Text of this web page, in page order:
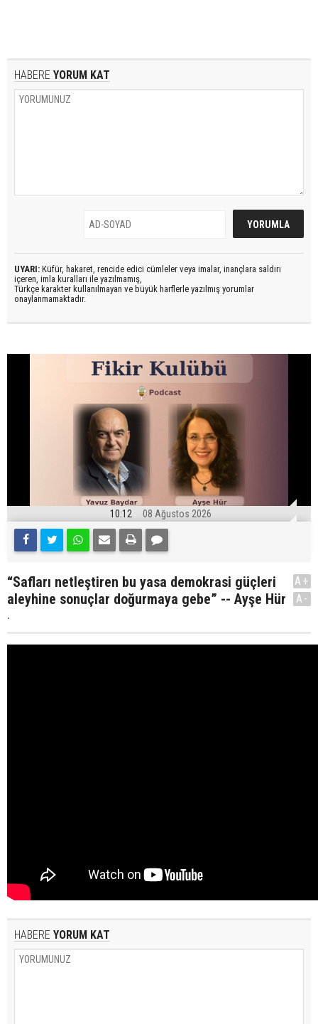
HABERE YORUM KAT
UYARI: Küfür, hakaret, rencide edici cümleler veya imalar, inançlara saldırı
içeren, imla kuralları ile yazılmamış,
Türkçe karakter kullanılmayan ve büyük harflerle yazılmış yorumlar
onaylanmamaktadır.
10:12 08 Ağustos 2026
“Safları netleştiren bu yasa demokrasi güçleri
aleyhine sonuçlar doğurmaya gebe” -- Ayşe Hür
.
A+
A-
HABERE YORUM KAT